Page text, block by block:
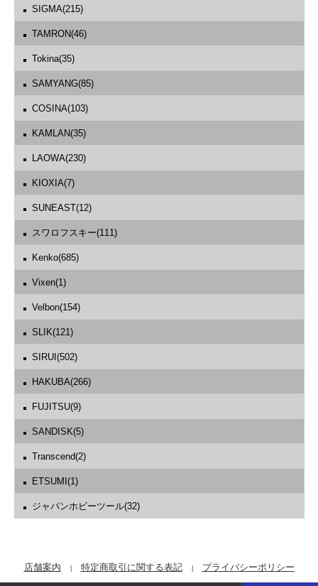
SIGMA(215)
TAMRON(46)
Tokina(35)
SAMYANG(85)
COSINA(103)
KAMLAN(35)
LAOWA(230)
KIOXIA(7)
SUNEAST(12)
スワロフスキー(111)
Kenko(685)
Vixen(1)
Velbon(154)
SLIK(121)
SIRUI(502)
HAKUBA(266)
FUJITSU(9)
SANDISK(5)
Transcend(2)
ETSUMI(1)
ジャパンホビーツール(32)
店舗案内 特定商取引に関する表記 プライバシーポリシー